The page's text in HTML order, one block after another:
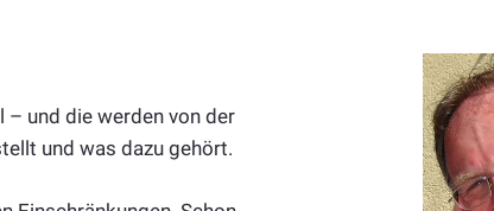
und die werden von der
und was dazu gehört.